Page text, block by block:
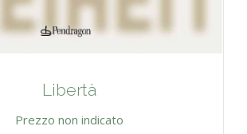
Libertà
Prezzo non indicato